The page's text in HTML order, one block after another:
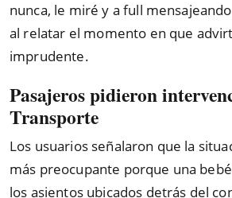
nunca, le miré y a full
al relatar el momento en que
imprudente.
Pasajeros pidieron
Transporte
Los usuarios señalaron que la
más preocupante porque una
los asientos ubicados detrás del